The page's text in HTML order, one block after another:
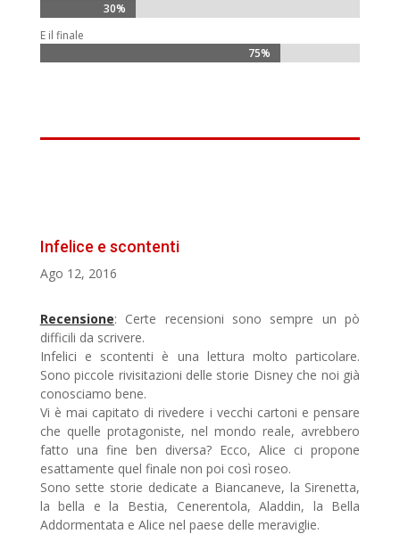
30%
30%
E il finale
75%
75%
Infelice e scontenti
Ago 12, 2016
Recensione: Certe recensioni sono sempre un pò
difficili da scrivere.
Infelici e scontenti è una lettura molto particolare.
Sono piccole rivisitazioni delle storie Disney che noi già
conosciamo bene.
Vi è mai capitato di rivedere i vecchi cartoni e pensare
che quelle protagoniste, nel mondo reale, avrebbero
fatto una fine ben diversa? Ecco, Alice ci propone
esattamente quel finale non poi così roseo.
Sono sette storie dedicate a Biancaneve, la Sirenetta,
la bella e la Bestia, Cenerentola, Aladdin, la Bella
Addormentata e Alice nel paese delle meraviglie.